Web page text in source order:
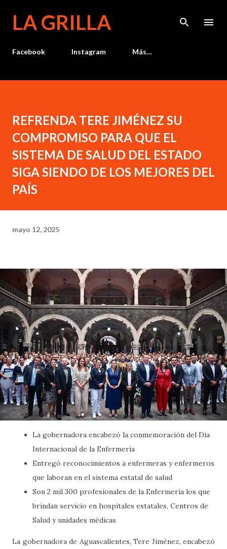
LA GRILLA
Facebook Instagram Más…
REFRENDA TERE JIMÉNEZ SU
COMPROMISO PARA QUE EL
SISTEMA DE SALUD DEL ESTADO
SIGA SIENDO DE LOS MEJORES DEL
PAÍS
mayo 12, 2025
La gobernadora encabezó la conmemoración del Día
Internacional de la Enfermería
Entregó reconocimientos a enfermeras y enfermeros
que laboran en el sistema estatal de salud
Son 2 mil 300 profesionales de la Enfermería los que
brindan servicio en hospitales estatales, Centros de
Salud y unidades médicas
La gobernadora de Aguascalientes, Tere Jiménez, encabezó